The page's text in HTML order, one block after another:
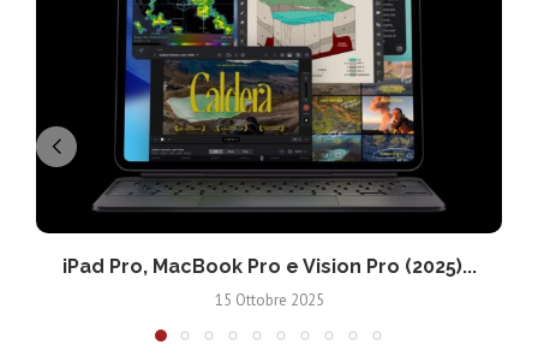
iPad Pro, MacBook Pro e Vision Pro (2025)...
15 Ottobre 2025